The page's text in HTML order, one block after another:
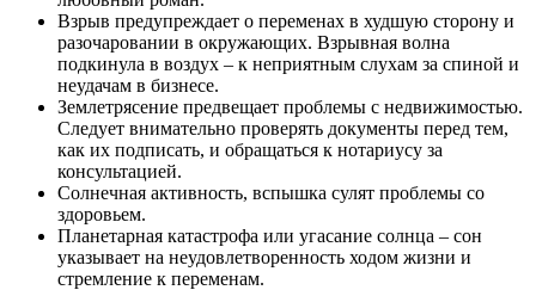
Взрыв предупреждает о переменах в худшую сторону и
разочаровании в окружающих. Взрывная волна
подкинула в воздух – к неприятным слухам за спиной и
неудачам в бизнесе.
Землетрясение предвещает проблемы с недвижимостью.
Следует внимательно проверять документы перед тем,
как их подписать, и обращаться к нотариусу за
консультацией.
Солнечная активность, вспышка сулят проблемы со
здоровьем.
Планетарная катастрофа или угасание солнца – сон
указывает на неудовлетворенность ходом жизни и
стремление к переменам.